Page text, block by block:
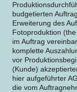
budgetierten
Erweiterung des
Fotoproduktion
im Auftrag
komplette
vor
(Kunde)
hier aufgeführter
die vom